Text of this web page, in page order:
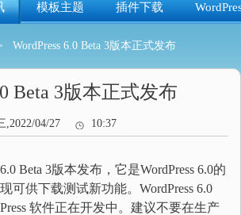
模板主题 插件下载
WordPress 6.0 Beta 3版本正式发布
Beta 3版本正式发布
,2022/04/27 10:37
6.0 Beta 3版本发布，它是WordPress 6.0的
可供下载测试新功能。WordPress 6.0
软件正在开发中。建议不要在生产